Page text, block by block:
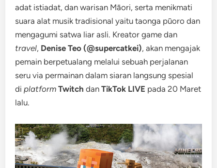
adat istiadat, dan warisan Māori, serta menikmati
suara alat musik tradisional yaitu taonga pūoro dan
mengagumi satwa liar asli. Kreator game dan
travel, Denise Teo (@supercatkei), akan mengajak
pemain berpetualang melalui sebuah perjalanan
seru via permainan dalam siaran langsung spesial
diplatform Twitch danTikTok LIVE pada 20 Maret
lalu.